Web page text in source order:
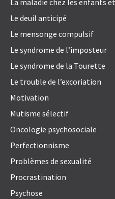
La maladie chez les enfants
Le deuil anticipé
Le mensonge compulsif
Le syndrome de l’imposteur
Le syndrome de la Tourette
Le trouble de l’excoriation
Motivation
Mutisme sélectif
Oncologie psychosociale
Perfectionnisme
Problèmes de sexualité
Procrastination
Psychose